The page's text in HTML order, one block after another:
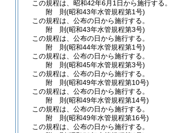
この規程は、昭和42年6月1日から施行する。
附 則(昭和43年水管規程第1号)
この規程は、公布の日から施行する。
附 則(昭和43年水管規程第3号)
この規程は、公布の日から施行する。
附 則(昭和44年水管規程第1号)
この規程は、公布の日から施行する。
附 則(昭和45年水管規程第3号)
この規程は、公布の日から施行する。
附 則(昭和49年水管規程第10号)
この規程は、公布の日から施行する。
附 則(昭和49年水管規程第14号)
この規程は、公布の日から施行する。
附 則(昭和49年水管規程第16号)
この規程は、公布の日から施行する。